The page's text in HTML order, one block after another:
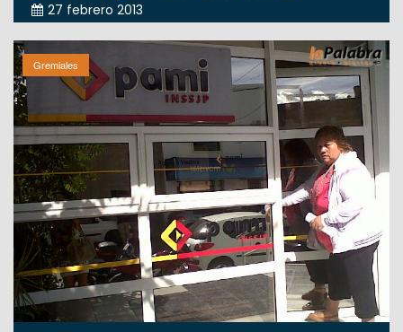
27 febrero 2013
Gremiales